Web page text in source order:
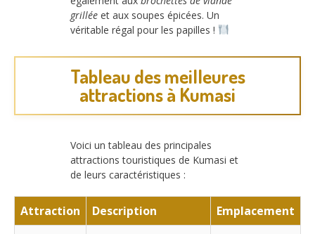
grillée et aux soupes épicées. Un
véritable régal pour les papilles !
Tableau des meilleures
attractions à Kumasi
Voici un tableau des principales
attractions touristiques de Kumasi et
de leurs caractéristiques :
Attraction Description Emplacement